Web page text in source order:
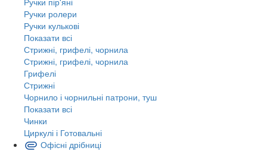
Ручки ролери
Ручки кулькові
Показати всі
Стрижні, грифелі, чорнила
Стрижні, грифелі, чорнила
Грифелі
Стрижні
Чорнило і чорнильні патрони, туш
Показати всі
Чинки
Циркулі і Готовальні
Офісні дрібниці